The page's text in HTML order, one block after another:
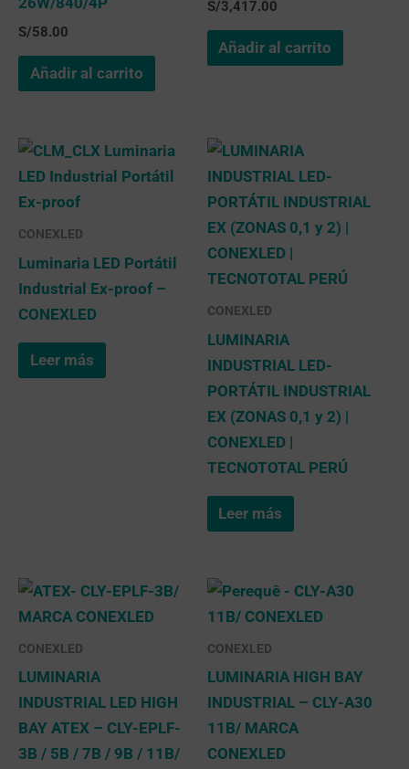
S/58.00
Añadir al carrito
S/3,417.00
Añadir al carrito
CONEXLED
Luminaria LED Portátil
Industrial Ex-proof –
CONEXLED
Leer más
CONEXLED
LUMINARIA
INDUSTRIAL LED-
PORTÁTIL INDUSTRIAL
EX (ZONAS 0,1 y 2) |
CONEXLED |
TECNOTOTAL PERÚ
Leer más
CONEXLED
LUMINARIA
INDUSTRIAL LED HIGH
BAY ATEX – CLY-EPLF-
3B / 5B / 7B / 9B / 11B/
CONEXLED
LUMINARIA HIGH BAY
INDUSTRIAL – CLY-A30
11B/ MARCA
CONEXLED